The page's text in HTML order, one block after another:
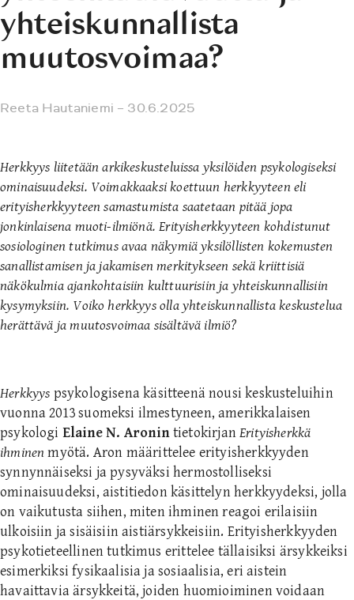
yhteiskunnallista
muutosvoimaa?
Reeta Hautaniemi – 30.6.2025
Herkkyys liitetään arkikeskusteluissa yksilöiden psykologiseksi
ominaisuudeksi. Voimakkaaksi koettuun herkkyyteen eli
erityisherkkyyteen samastumista saatetaan pitää jopa
jonkinlaisena muoti-ilmiönä. Erityisherkkyyteen kohdistunut
sosiologinen tutkimus avaa näkymiä yksilöllisten kokemusten
sanallistamisen ja jakamisen merkitykseen sekä kriittisiä
näkökulmia ajankohtaisiin kulttuurisiin ja yhteiskunnallisiin
kysymyksiin. Voiko herkkyys olla yhteiskunnallista keskustelua
herättävä ja muutosvoimaa sisältävä ilmiö?
Herkkyys psykologisena käsitteenä nousi keskusteluihin
vuonna 2013 suomeksi ilmestyneen, amerikkalaisen
psykologi Elaine N. AronintietokirjanErityisherkkä
ihminenmyötä. Aron määrittelee erityisherkkyyden
synnynnäiseksi ja pysyväksi hermostolliseksi
ominaisuudeksi, aistitiedon käsittelyn herkkyydeksi, jolla
on vaikutusta siihen, miten ihminen reagoi erilaisiin
ulkoisiin ja sisäisiin aistiärsykkeisiin. Erityisherkkyyden
psykotieteellinen tutkimus erittelee tällaisiksi ärsykkeiksi
esimerkiksi fysikaalisia ja sosiaalisia, eri aistein
havaittavia ärsykkeitä, joiden huomioiminen voidaan